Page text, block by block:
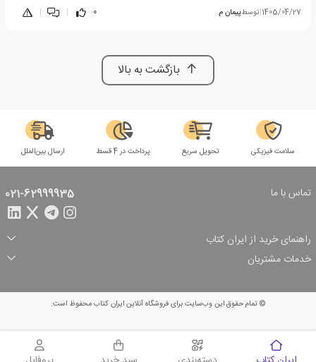
1405/04/27
|توسطپیمان م. 0
|
|
بازگشت به بالا
سلامت فیزیکی تحویل سریع پرداخت در 4 قسط ارسال بین‌الملل
تماس با ما 021-62999935
راهنمای خرید از ایران کتاب
ثبت سفارش
شرایط ارسال سفارش
شیوه پرداخت
تخفیف‌های خرید
خدمات مشتریان
© تمام حقوق این وب‌سایت برای فروشگاه آنلاین ایران کتاب محفوظ است.
سبد خرید